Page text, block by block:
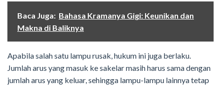
Baca Juga: Bahasa Kramanya Gigi: Keunikan dan
Makna di Baliknya
Apabila salah satu lampu rusak, hukum ini juga berlaku.
Jumlah arus yang masuk ke sakelar masih harus sama dengan
jumlah arus yang keluar, sehingga lampu-lampu lainnya tetap